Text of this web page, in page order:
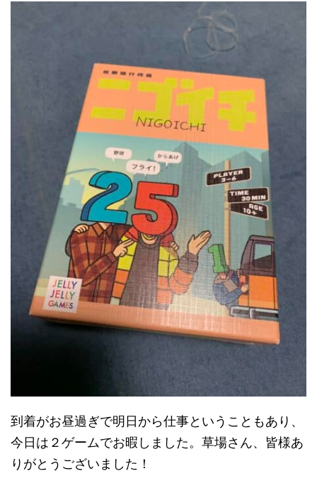
到着がお昼過ぎで明日から仕事ということもあり、
今日は２ゲームでお暇しました。草場さん、皆様あ
りがとうございました！